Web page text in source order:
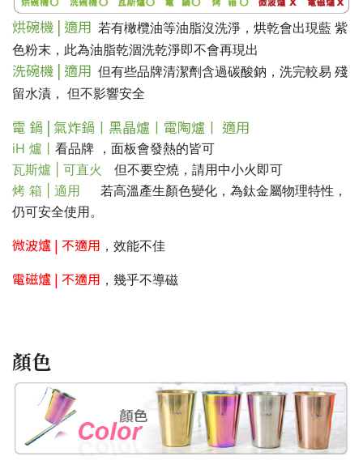
烘碗機 | 適用 若有橄欖油等油脂沒洗淨，烘乾會出現藍 紫
色粉末，此為油脂乾涸洗乾淨即不會再現出
洗碗機 | 適用 但有些品牌清潔劑含過碳酸鈉，洗完較易 殘
留水漬， 但不影響安全
電 鍋 | 氣炸鍋丨黑晶爐丨電陶爐丨 適用
iH 爐丨 看品牌 ，面板會發熱的皆可
瓦斯爐 | 可直火
但不要空燒，請用中小火即可
烤 箱 | 適用 若高溫產生顏色變化，為鈦金屬物理特性，
仍可安全使用。
微波爐 | 不適用 ，效能不佳
電磁爐 | 不適用 ，幾乎不導磁
顏色